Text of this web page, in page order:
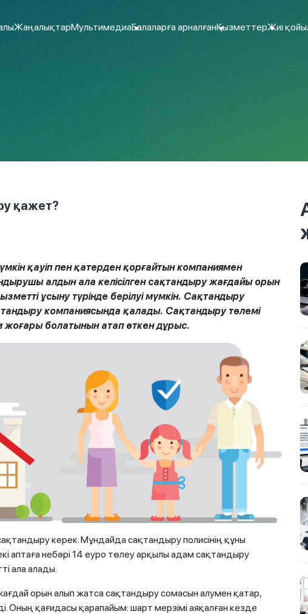
ЖаңалықтарМультимедиаБалаларға арналғанҚызметтерЖиі
қажет?
қауіп пен қатерден қорғайтын компаниямен
алдын ала келісілген сақтандыру жағдайы орын
ұсыну түрінде берілуі мүмкін. Сақтандыру
компаниясында қалады. Сақтандыру төлемі
болатынын атап өткен дұрыс.
керек. Мұндайда сақтандыру полисінің құны
аптаға небәрі 14 еуро төлеу арқылы адам сақтандыру
ала алады.
орын алып жатса сақтандыру сомасын алумен қатар,
Оның қағидасы қарапайым: шарт мерзімі аяқалған кезде